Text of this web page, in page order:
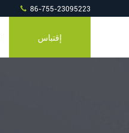
86-755-23095223
إقتباس